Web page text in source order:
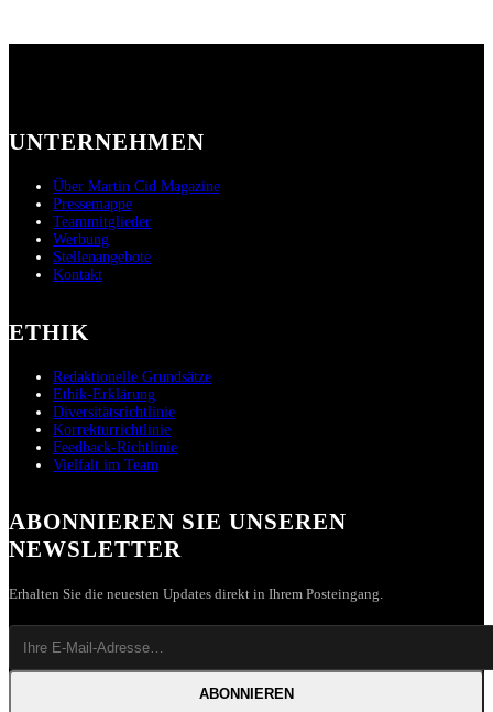
UNTERNEHMEN
Über Martin Cid Magazine
Pressemappe
Teammitglieder
Werbung
Stellenangebote
Kontakt
ETHIK
Redaktionelle Grundsätze
Ethik-Erklärung
Diversitätsrichtlinie
Korrekturrichtlinie
Feedback-Richtlinie
Vielfalt im Team
ABONNIEREN SIE UNSEREN
NEWSLETTER
Erhalten Sie die neuesten Updates direkt in Ihrem Posteingang.
ABONNIEREN